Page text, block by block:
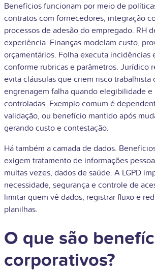
Benefícios funcionam por meio de
contratos com fornecedores, integração
processos de adesão do empregado. RH
experiência. Finanças modelam custo,
orçamentários. Folha executa incidências
conforme rubricas e parâmetros. Jurídico
evita cláusulas que criem risco trabalhista
engrenagem falha quando elegibilidade e
controladas. Exemplo comum é
validação, ou benefício mantido após
gerando custo e contestação.
Há também a camada de dados.
exigem tratamento de informações
muitas vezes, dados de saúde. A LGPD
necessidade, segurança e controle de
limitar quem vê dados, registrar fluxo e
planilhas.
O que são
corporativos?